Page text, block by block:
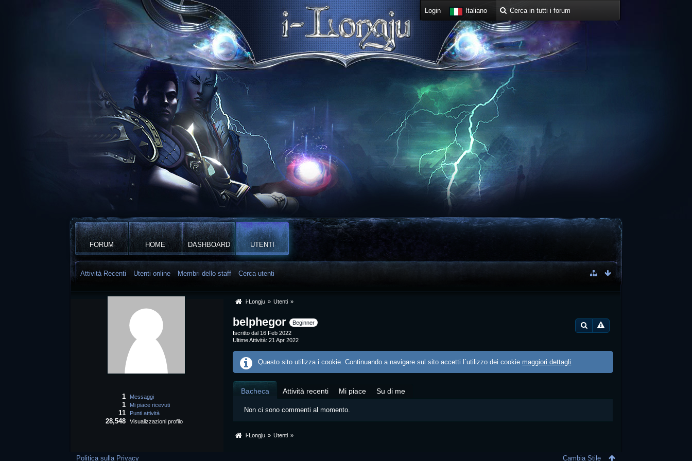
Login Italiano
FORUM HOME DASHBOARD UTENTI
Attività Recenti Utenti online Membri dello staff Cerca utenti
Messaggi
1
Mi piace ricevuti
1
Punti attività
11
Visualizzazioni profilo
28,548
i-Longju » Utenti »
belphegor Beginner
Iscritto dal 16 Feb 2022
Ultime Attività 21 Apr 2022
Questo sito utilizza i cookie. Continuando a navigare sul sito accetti l´utilizzo dei cookie maggiori dettagli
Bacheca Attività recenti Mi piace Su di me
Non ci sono commenti al momento.
i-Longju » Utenti »
Politica sulla Privacy Cambia Stile